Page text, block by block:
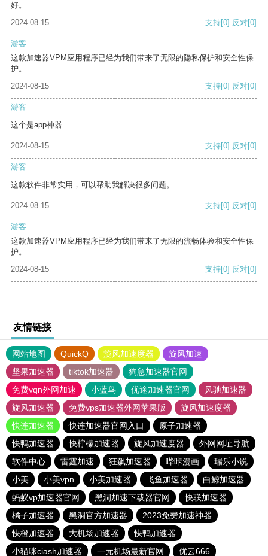
好。
2024-08-15
支持[0] 反对[0]
游客
这款加速器VPM应用程序已经为我们带来了无限的隐私保护和安全性保
护。
2024-08-15
支持[0] 反对[0]
游客
这个是app神器
2024-08-15 支持[0] 反对[0]
游客
这款软件非常实用，可以帮助我解决很多问题。
2024-08-15 支持[0] 反对[0]
游客
这款加速器VPM应用程序已经为我们带来了无限的流畅体验和安全性保
护。
2024-08-15
支持[0] 反对[0]
友情链接
网站地图 QuickQ 旋风加速度器
旋风加速
坚果加速器
tiktok加速器
狗急加速器官网
免费vqn外网加速
小蓝鸟 优途加速器官网
风驰加速器
旋风加速器
免费vps加速器外网苹果版
旋风加速度器
快连加速器
快连加速器官网入口
原子加速器
快鸭加速器
快柠檬加速器 旋风加速度器
外网网址导航
软件中心
雷霆加速 狂飙加速器 哔咔漫画
瑞乐小说
小美
小美vpn 小美加速器 飞鱼加速器
白鲸加速器
蚂蚁vp加速器官网
黑洞加速下载器官网
快联加速器
橘子加速器
黑洞官方加速器
2023免费加速神器
快橙加速器
大机场加速器
快鸭加速器
小猫咪ciash加速器
一元机场最新官网 优云666